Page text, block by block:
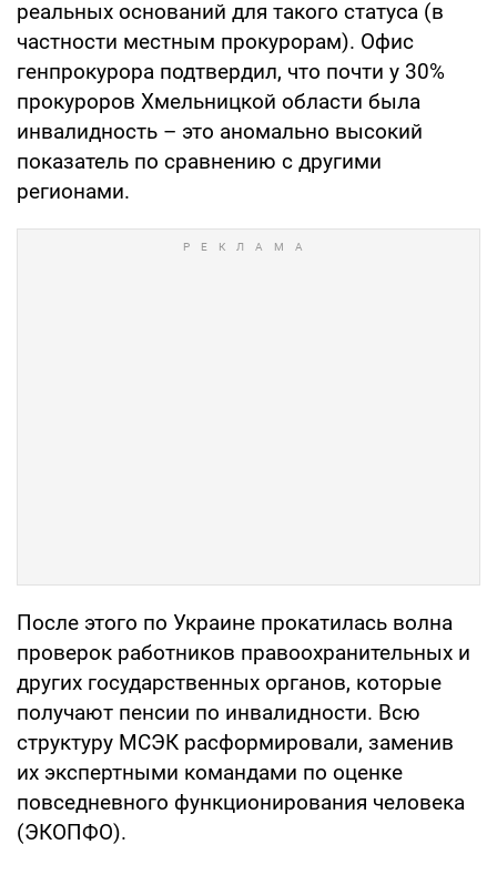
реальных оснований для такого статуса (в
частности местным прокурорам). Офис
генпрокурора подтвердил, что почти у 30%
прокуроров Хмельницкой области была
инвалидность – это аномально высокий
показатель по сравнению с другими
регионами.
После этого по Украине прокатилась волна
проверок работников правоохранительных и
других государственных органов, которые
получают пенсии по инвалидности. Всю
структуру МСЭК расформировали, заменив
их экспертными командами по оценке
повседневного функционирования человека
(ЭКОПФО).